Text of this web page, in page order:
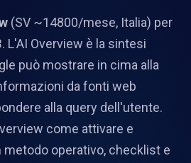
(SV ~14800/mese, Italia) per
L'AI Overview è la sintesi
può mostrare in cima alla
da fonti web
alla query dell'utente.
come attivare e
metodo operativo, checklist e